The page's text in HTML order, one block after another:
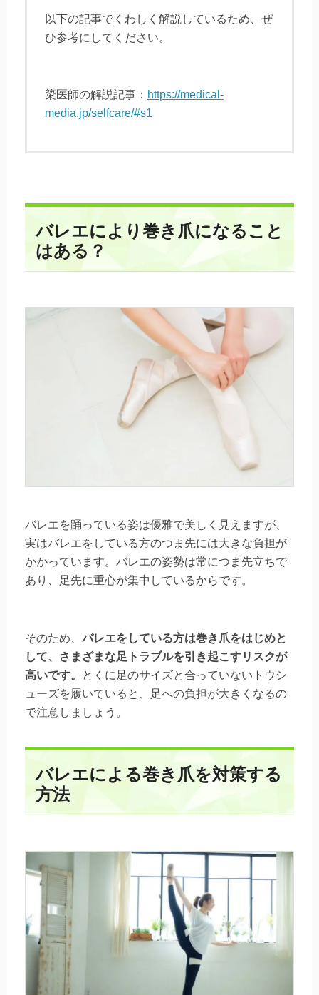
以下の記事でくわしく解説しているため、ぜ
ひ参考にしてください。
簗医師の解説記事： https://medical-
media.jp/selfcare/#s1
バレエにより巻き爪になること
はある？
バレエを踊っている姿は優雅で美しく見えますが、
実はバレエをしている方のつま先には大きな負担が
かかっています。バレエの姿勢は常につま先立ちで
あり、足先に重心が集中しているからです。
そのため、バレエをしている方は巻き爪をはじめと
して、さまざまな足トラブルを引き起こすリスクが
高いです。
とくに足のサイズと合っていないトウシ
ューズを履いていると、足への負担が大きくなるの
で注意しましょう。
バレエによる巻き爪を対策する
方法